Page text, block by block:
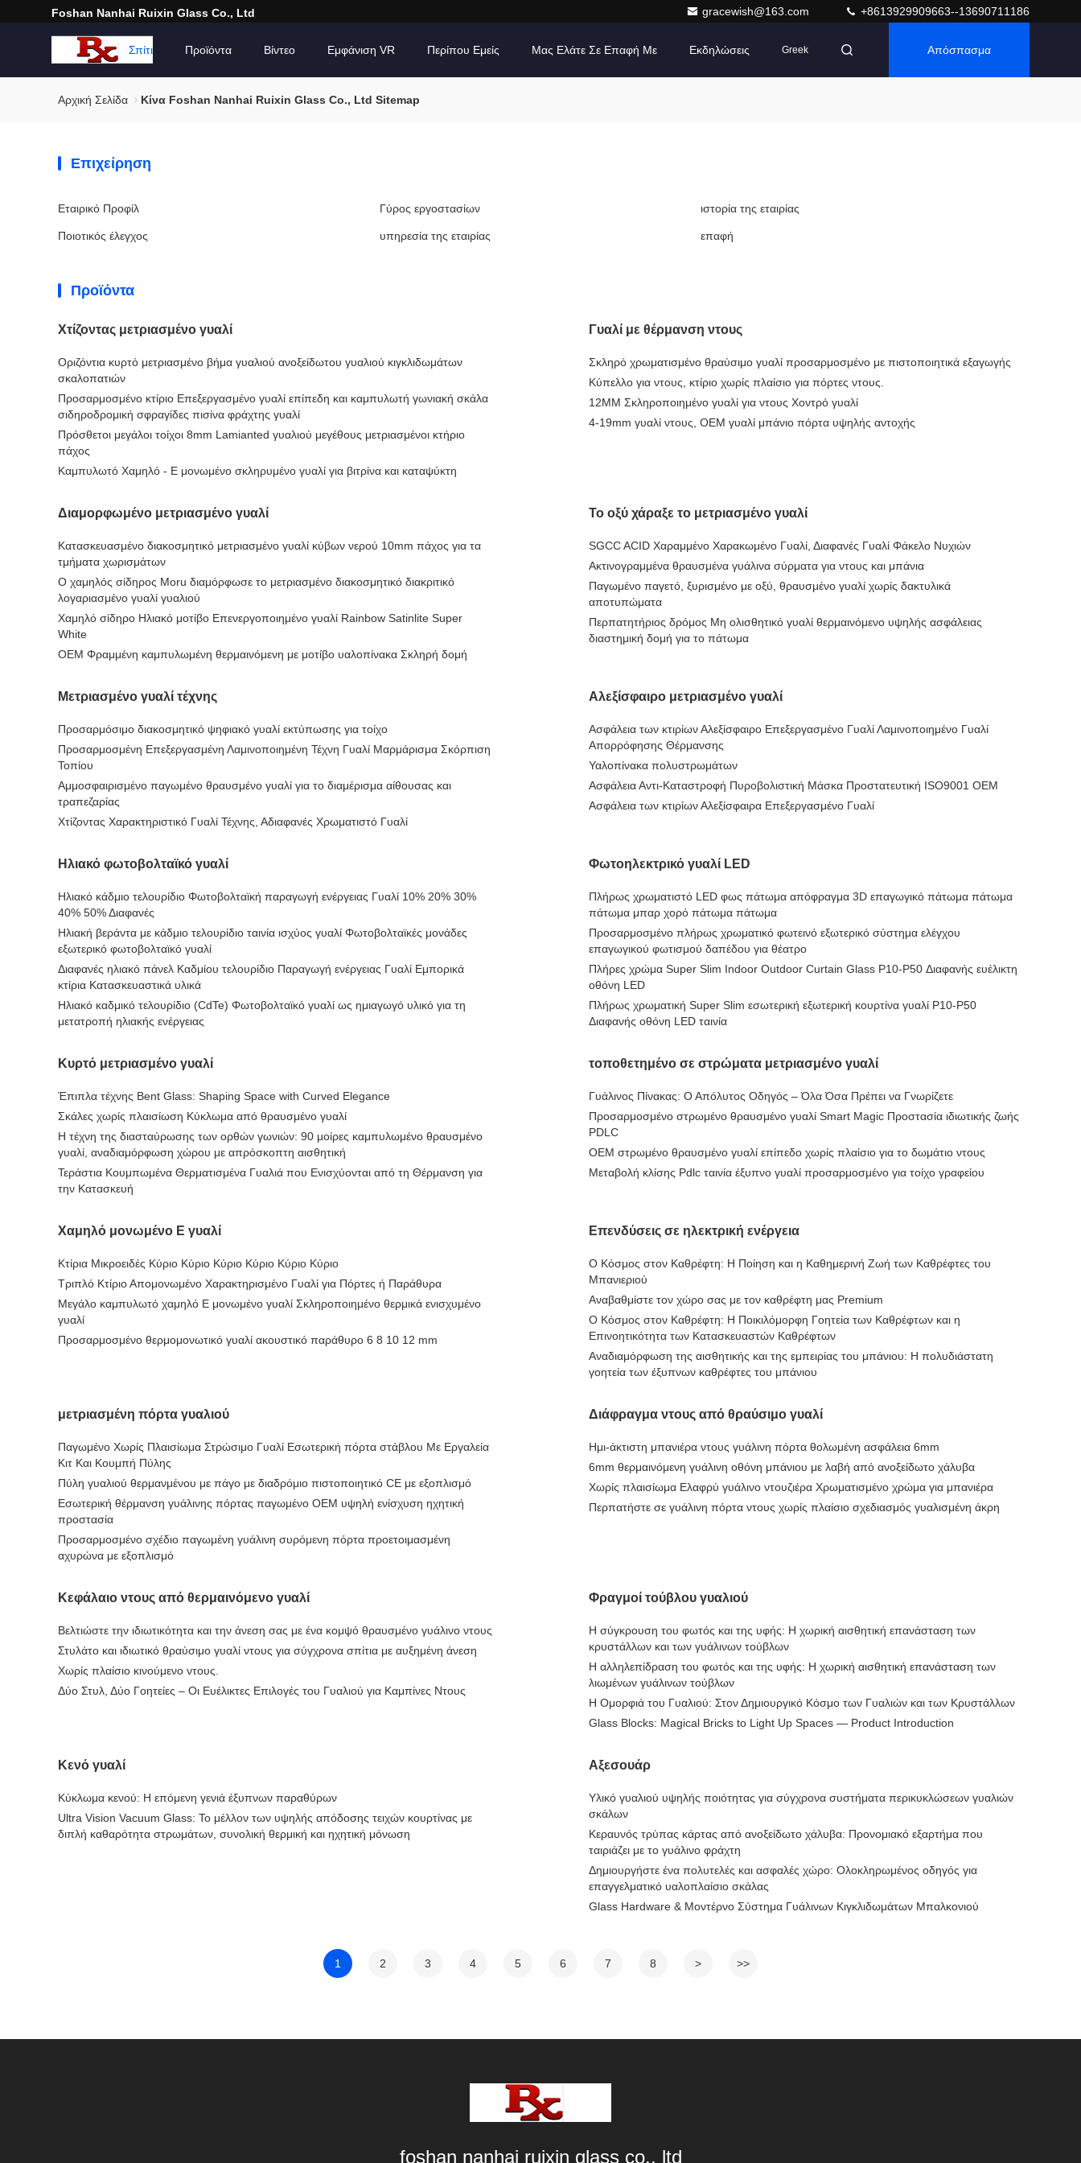
Foshan Nanhai Ruixin Glass Co., Ltd gracewish@163.com +8613929909663--13690711186
Σπίτι Προϊόντα Βίντεο Εμφάνιση VR Περίπου Εμείς Μας Ελάτε Σε Επαφή Με Εκδηλώσεις Greek Απόσπασμα
Αρχική Σελίδα Κίνα Foshan Nanhai Ruixin Glass Co., Ltd Sitemap
Επιχείρηση
Εταιρικό Προφίλ Γύρος εργοστασίων ιστορία της εταιρίας
Ποιοτικός έλεγχος υπηρεσία της εταιρίας επαφή
Προϊόντα
Χτίζοντας μετριασμένο γυαλί
Οριζόντια κυρτό μετριασμένο βήμα γυαλιού ανοξείδωτου γυαλιού κιγκλιδωμάτων
σκαλοπατιών
Προσαρμοσμένο κτίριο Επεξεργασμένο γυαλί επίπεδη και καμπυλωτή γωνιακή σκάλα
σιδηροδρομική σφραγίδες πισίνα φράχτης γυαλί
Πρόσθετοι μεγάλοι τοίχοι 8mm Lamianted γυαλιού μεγέθους μετριασμένοι κτήριο
πάχος
Καμπυλωτό Χαμηλό - E μονωμένο σκληρυμένο γυαλί για βιτρίνα και καταψύκτη
Γυαλί με θέρμανση ντους
Σκληρό χρωματισμένο θραύσιμο γυαλί προσαρμοσμένο με πιστοποιητικά εξαγωγής
Κύπελλο για ντους, κτίριο χωρίς πλαίσιο για πόρτες ντους.
12MM Σκληροποιημένο γυαλί για ντους Χοντρό γυαλί
4-19mm γυαλί ντους, OEM γυαλί μπάνιο πόρτα υψηλής αντοχής
Διαμορφωμένο μετριασμένο γυαλί
Κατασκευασμένο διακοσμητικό μετριασμένο γυαλί κύβων νερού 10mm πάχος για τα
τμήματα χωρισμάτων
Ο χαμηλός σίδηρος Moru διαμόρφωσε το μετριασμένο διακοσμητικό διακριτικό
λογαριασμένο γυαλί γυαλιού
Χαμηλό σίδηρο Ηλιακό μοτίβο Επενεργοποιημένο γυαλί Rainbow Satinlite Super
White
OEM Φραμμένη καμπυλωμένη θερμαινόμενη με μοτίβο υαλοπίνακα Σκληρή δομή
Το οξύ χάραξε το μετριασμένο γυαλί
SGCC ACID Χαραμμένο Χαρακωμένο Γυαλί, Διαφανές Γυαλί Φάκελο Νυχιών
Ακτινογραμμένα θραυσμένα γυάλινα σύρματα για ντους και μπάνια
Παγωμένο παγετό, ξυρισμένο με οξύ, θραυσμένο γυαλί χωρίς δακτυλικά
αποτυπώματα
Περπατητήριος δρόμος Μη ολισθητικό γυαλί θερμαινόμενο υψηλής ασφάλειας
διαστημική δομή για το πάτωμα
Μετριασμένο γυαλί τέχνης
Προσαρμόσιμο διακοσμητικό ψηφιακό γυαλί εκτύπωσης για τοίχο
Προσαρμοσμένη Επεξεργασμένη Λαμινοποιημένη Τέχνη Γυαλί Μαρμάρισμα Σκόρπιση
Τοπίου
Αμμοσφαιρισμένο παγωμένο θραυσμένο γυαλί για το διαμέρισμα αίθουσας και
τραπεζαρίας
Χτίζοντας Χαρακτηριστικό Γυαλί Τέχνης, Αδιαφανές Χρωματιστό Γυαλί
Αλεξίσφαιρο μετριασμένο γυαλί
Ασφάλεια των κτιρίων Αλεξίσφαιρο Επεξεργασμένο Γυαλί Λαμινοποιημένο Γυαλί
Απορρόφησης Θέρμανσης
Υαλοπίνακα πολυστρωμάτων
Ασφάλεια Αντι-Καταστροφή Πυροβολιστική Μάσκα Προστατευτική ISO9001 OEM
Ασφάλεια των κτιρίων Αλεξίσφαιρα Επεξεργασμένο Γυαλί
Ηλιακό φωτοβολταϊκό γυαλί
Ηλιακό κάδμιο τελουρίδιο Φωτοβολταϊκή παραγωγή ενέργειας Γυαλί 10% 20% 30%
40% 50% Διαφανές
Ηλιακή βεράντα με κάδμιο τελουρίδιο ταινία ισχύος γυαλί Φωτοβολταϊκές μονάδες
εξωτερικό φωτοβολταϊκό γυαλί
Διαφανές ηλιακό πάνελ Καδμίου τελουρίδιο Παραγωγή ενέργειας Γυαλί Εμπορικά
κτίρια Κατασκευαστικά υλικά
Ηλιακό καδμικό τελουρίδιο (CdTe) Φωτοβολταϊκό γυαλί ως ημιαγωγό υλικό για τη
μετατροπή ηλιακής ενέργειας
Φωτοηλεκτρικό γυαλί LED
Πλήρως χρωματιστό LED φως πάτωμα απόφραγμα 3D επαγωγικό πάτωμα πάτωμα
πάτωμα μπαρ χορό πάτωμα πάτωμα
Προσαρμοσμένο πλήρως χρωματικό φωτεινό εξωτερικό σύστημα ελέγχου
επαγωγικού φωτισμού δαπέδου για θέατρο
Πλήρες χρώμα Super Slim Indoor Outdoor Curtain Glass P10-P50 Διαφανής ευέλικτη
οθόνη LED
Πλήρως χρωματική Super Slim εσωτερική εξωτερική κουρτίνα γυαλί P10-P50
Διαφανής οθόνη LED ταινία
Κυρτό μετριασμένο γυαλί
Έπιπλα τέχνης Bent Glass: Shaping Space with Curved Elegance
Σκάλες χωρίς πλαισίωση Κύκλωμα από θραυσμένο γυαλί
Η τέχνη της διασταύρωσης των ορθών γωνιών: 90 μοίρες καμπυλωμένο θραυσμένο
γυαλί, αναδιαμόρφωση χώρου με απρόσκοπτη αισθητική
Τεράστια Κουμπωμένα Θερματισμένα Γυαλιά που Ενισχύονται από τη Θέρμανση για
την Κατασκευή
τοποθετημένο σε στρώματα μετριασμένο γυαλί
Γυάλινος Πίνακας: Ο Απόλυτος Οδηγός – Όλα Όσα Πρέπει να Γνωρίζετε
Προσαρμοσμένο στρωμένο θραυσμένο γυαλί Smart Magic Προστασία ιδιωτικής ζωής
PDLC
OEM στρωμένο θραυσμένο γυαλί επίπεδο χωρίς πλαίσιο για το δωμάτιο ντους
Μεταβολή κλίσης Pdlc ταινία έξυπνο γυαλί προσαρμοσμένο για τοίχο γραφείου
Χαμηλό μονωμένο Ε γυαλί
Κτίρια Μικροειδές Κύριο Κύριο Κύριο Κύριο Κύριο Κύριο
Τριπλό Κτίριο Απομονωμένο Χαρακτηρισμένο Γυαλί για Πόρτες ή Παράθυρα
Μεγάλο καμπυλωτό χαμηλό E μονωμένο γυαλί Σκληροποιημένο θερμικά ενισχυμένο
γυαλί
Προσαρμοσμένο θερμομονωτικό γυαλί ακουστικό παράθυρο 6 8 10 12 mm
Επενδύσεις σε ηλεκτρική ενέργεια
Ο Κόσμος στον Καθρέφτη: Η Ποίηση και η Καθημερινή Ζωή των Καθρέφτες του
Μπανιεριού
Αναβαθμίστε τον χώρο σας με τον καθρέφτη μας Premium
Ο Κόσμος στον Καθρέφτη: Η Ποικιλόμορφη Γοητεία των Καθρέφτων και η
Επινοητικότητα των Κατασκευαστών Καθρέφτων
Αναδιαμόρφωση της αισθητικής και της εμπειρίας του μπάνιου: Η πολυδιάστατη
γοητεία των έξυπνων καθρέφτες του μπάνιου
μετριασμένη πόρτα γυαλιού
Παγωμένο Χωρίς Πλαισίωμα Στρώσιμο Γυαλί Εσωτερική πόρτα στάβλου Με Εργαλεία
Κιτ Και Κουμπή Πύλης
Πύλη γυαλιού θερμανμένου με πάγο με διαδρόμιο πιστοποιητικό CE με εξοπλισμό
Εσωτερική θέρμανση γυάλινης πόρτας παγωμένο OEM υψηλή ενίσχυση ηχητική
προστασία
Προσαρμοσμένο σχέδιο παγωμένη γυάλινη συρόμενη πόρτα προετοιμασμένη
αχυρώνα με εξοπλισμό
Διάφραγμα ντους από θραύσιμο γυαλί
Ημι-άκτιστη μπανιέρα ντους γυάλινη πόρτα θολωμένη ασφάλεια 6mm
6mm θερμαινόμενη γυάλινη οθόνη μπάνιου με λαβή από ανοξείδωτο χάλυβα
Χωρίς πλαισίωμα Ελαφρύ γυάλινο ντουζιέρα Χρωματισμένο χρώμα για μπανιέρα
Περπατήστε σε γυάλινη πόρτα ντους χωρίς πλαίσιο σχεδιασμός γυαλισμένη άκρη
Κεφάλαιο ντους από θερμαινόμενο γυαλί
Βελτιώστε την ιδιωτικότητα και την άνεση σας με ένα κομψό θραυσμένο γυάλινο ντους
Στυλάτο και ιδιωτικό θραύσιμο γυαλί ντους για σύγχρονα σπίτια με αυξημένη άνεση
Χωρίς πλαίσιο κινούμενο ντους.
Δύο Στυλ, Δύο Γοητείες – Οι Ευέλικτες Επιλογές του Γυαλιού για Καμπίνες Ντους
Φραγμοί τούβλου γυαλιού
Η σύγκρουση του φωτός και της υφής: Η χωρική αισθητική επανάσταση των
κρυστάλλων και των γυάλινων τούβλων
Η αλληλεπίδραση του φωτός και της υφής: Η χωρική αισθητική επανάσταση των
λιωμένων γυάλινων τούβλων
Η Ομορφιά του Γυαλιού: Στον Δημιουργικό Κόσμο των Γυαλιών και των Κρυστάλλων
Glass Blocks: Magical Bricks to Light Up Spaces — Product Introduction
Κενό γυαλί
Κύκλωμα κενού: Η επόμενη γενιά έξυπνων παραθύρων
Ultra Vision Vacuum Glass: Το μέλλον των υψηλής απόδοσης τειχών κουρτίνας με
διπλή καθαρότητα στρωμάτων, συνολική θερμική και ηχητική μόνωση
Αξεσουάρ
Υλικό γυαλιού υψηλής ποιότητας για σύγχρονα συστήματα περικυκλώσεων γυαλιών
σκάλων
Κεραυνός τρύπας κάρτας από ανοξείδωτο χάλυβα: Προνομιακό εξαρτήμα που
ταιριάζει με το γυάλινο φράχτη
Δημιουργήστε ένα πολυτελές και ασφαλές χώρο: Ολοκληρωμένος οδηγός για
επαγγελματικό υαλοπλαίσιο σκάλας
Glass Hardware & Μοντέρνο Σύστημα Γυάλινων Κιγκλιδωμάτων Μπαλκονιού
1 2 3 4 5 6 7 8 > >>
foshan nanhai ruixin glass co., ltd